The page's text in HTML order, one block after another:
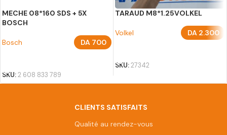
MECHE 08*160 SDS + 5X
BOSCH
Bosch DA 700
SKU:2 608 833 789
TARAUD M8*1.25VOLKEL
Volkel DA 2.300
SKU:27342
CLIENTS SATISFAITS
Qualité au rendez-vous